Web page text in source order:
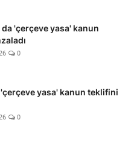
da 'çerçeve yasa' kanun
0
'çerçeve yasa' kanun teklifini
0